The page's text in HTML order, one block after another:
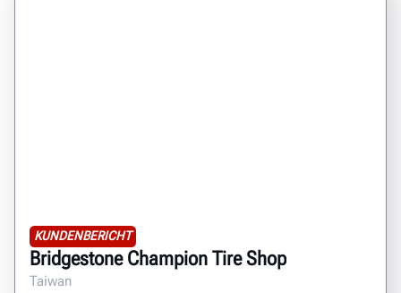
KUNDENBERICHT
Bridgestone Champion Tire Shop
Taiwan